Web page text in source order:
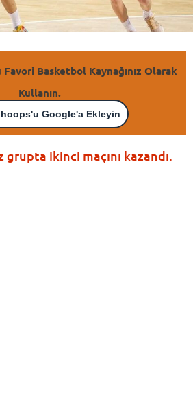
Favori Basketbol Kaynağınız Olarak
Kullanın.
Google'a Ekleyin
grupta ikinci maçını kazandı.